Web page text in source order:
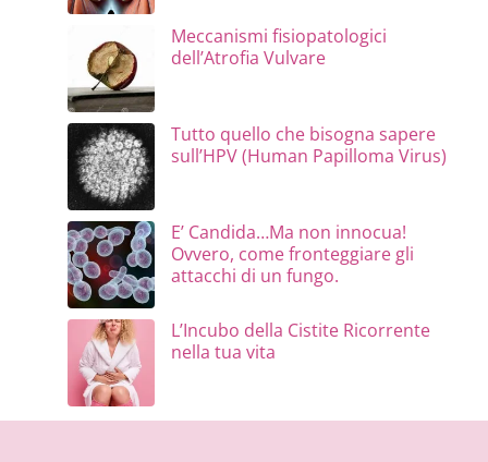
Meccanismi fisiopatologici
dell’Atrofia Vulvare
Tutto quello che bisogna sapere
sull’HPV (Human Papilloma Virus)
E’ Candida…Ma non innocua!
Ovvero, come fronteggiare gli
attacchi di un fungo.
L’Incubo della Cistite Ricorrente
nella tua vita